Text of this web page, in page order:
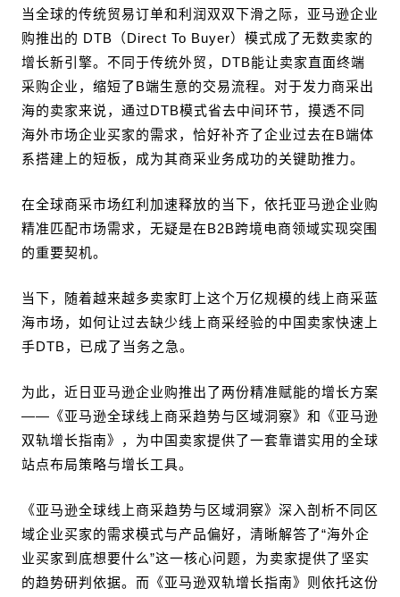
当全球的传统贸易订单和利润双双下滑之际，亚马逊企业
购推出的 DTB（Direct To Buyer）模式成了无数卖家的
增长新引擎。不同于传统外贸，DTB能让卖家直面终端
采购企业，缩短了B端生意的交易流程。对于发力商采出
海的卖家来说，通过DTB模式省去中间环节，摸透不同
海外市场企业买家的需求，恰好补齐了企业过去在B端体
系搭建上的短板，成为其商采业务成功的关键助推力。
在全球商采市场红利加速释放的当下，依托亚马逊企业购
精准匹配市场需求，无疑是在B2B跨境电商领域实现突围
的重要契机。
当下，随着越来越多卖家盯上这个万亿规模的线上商采蓝
海市场，如何让过去缺少线上商采经验的中国卖家快速上
手DTB，已成了当务之急。
为此，近日亚马逊企业购推出了两份精准赋能的增长方案
——《亚马逊全球线上商采趋势与区域洞察》和《亚马逊
双轨增长指南》，为中国卖家提供了一套靠谱实用的全球
站点布局策略与增长工具。
《亚马逊全球线上商采趋势与区域洞察》深入剖析不同区
域企业买家的需求模式与产品偏好，清晰解答了“海外企
业买家到底想要什么”这一核心问题，为卖家提供了坚实
的趋势研判依据。而《亚马逊双轨增长指南》则依托这份